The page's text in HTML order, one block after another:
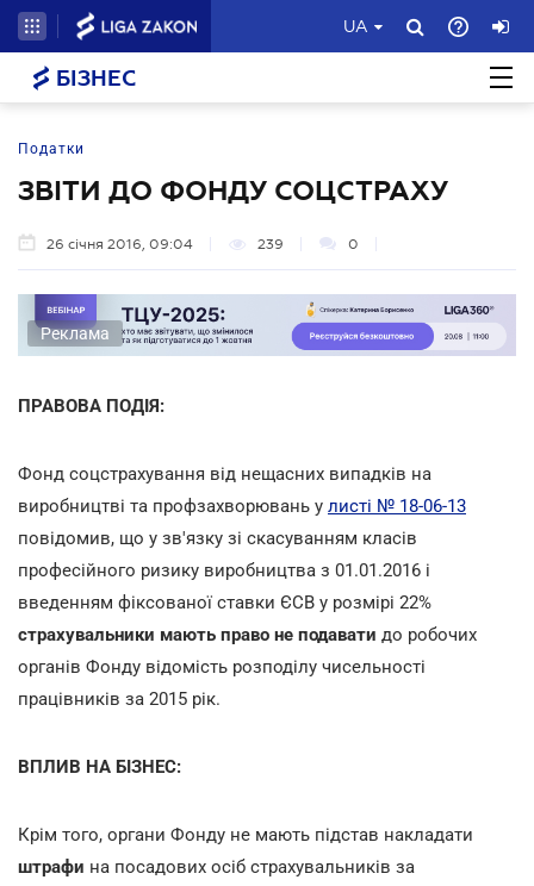
UA
БІЗНЕС
Податки
ЗВІТИ ДО ФОНДУ СОЦСТРАХУ
26 січня 2016, 09:04 239 0
Реклама
ПРАВОВА ПОДІЯ:
Фонд соцстрахування від нещасних випадків на
виробництві та профзахворювань у листі № 18-06-13
повідомив, що у зв'язку зі скасуванням класів
професійного ризику виробництва з 01.01.2016 і
введенням фіксованої ставки ЄСВ у розмірі 22%
страхувальники мають право не подавати до робочих
органів Фонду відомість розподілу чисельності
працівників за 2015 рік.
ВПЛИВ НА БІЗНЕС:
Крім того, органи Фонду не мають підстав накладати
штрафи на посадових осіб страхувальників за